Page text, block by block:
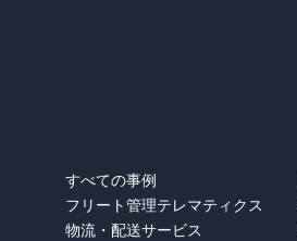
事例
すべての事例
フリート管理テレマティクス
物流・配送サービス